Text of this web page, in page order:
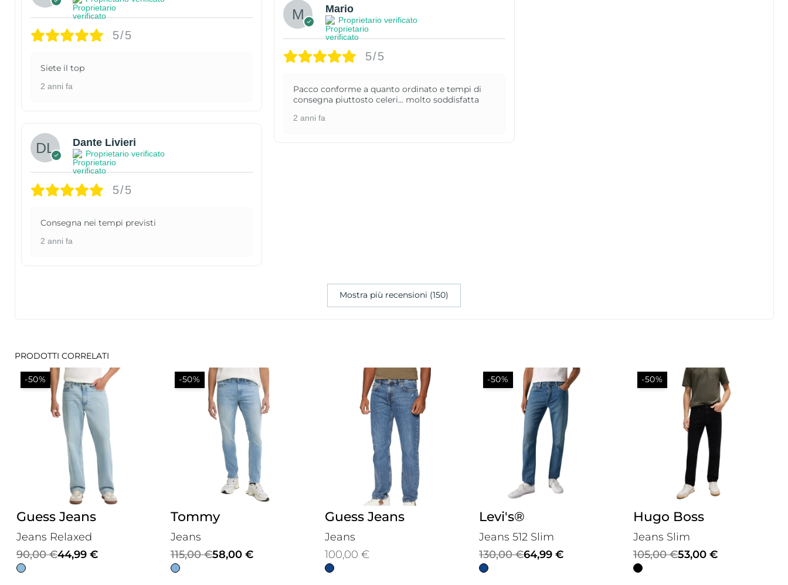
5/5
Siete il top
2 anni fa
Dante Livieri
Proprietario verificato
5/5
Consegna nei tempi previsti
2 anni fa
Mario
Proprietario verificato
5/5
Pacco conforme a quanto ordinato e tempi di
consegna piuttosto celeri... molto soddisfatta
2 anni fa
Mostra più recensioni (150)
PRODOTTI CORRELATI
-50%
Guess Jeans
Jeans Relaxed
90,00€
Il
prezzo
44,99 €
Il
prezzo
-50%
Tommy
Jeans
115,00€
Il
prezzo
58,00 €
Il
prezzo
Guess Jeans
Jeans
100,00 €
-50%
Levi's®
Jeans 512 Slim
130,00€
Il
prezzo
64,99 €
Il
prezzo
-50%
Hugo Boss
Jeans Slim
105,00€
Il
prezzo
53,00 €
Il
prezzo